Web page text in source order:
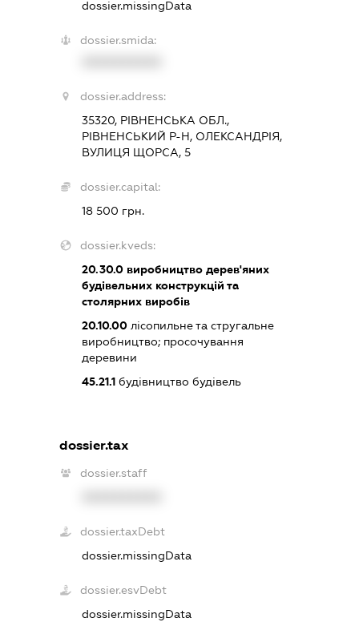
dossier.missingData
dossier.smida:
dossier.address:
35320, РІВНЕНСЬКА ОБЛ.,
РІВНЕНСЬКИЙ Р-Н, ОЛЕКСАНДРІЯ,
ВУЛИЦЯ ЩОРСА, 5
dossier.capital:
18 500 грн.
dossier.kveds:
20.30.0виробництво дерев'яних
будівельних конструкцій та
столярних виробів
20.10.00лісопильне та стругальне
виробництво; просочування
деревини
45.21.1будівництво будівель
dossier.tax
dossier.staff
dossier.taxDebt
dossier.missingData
dossier.esvDebt
dossier.missingData